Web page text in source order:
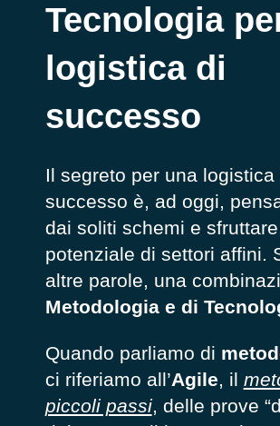
Tecnologia
logistica di
successo
Il segreto per una logistica
successo è, ad oggi,
dai soliti schemi e
potenziale di settori affini.
altre parole, una
Metodologia e di
Quando parliamo di
ci riferiamo all’Agile, il
piccoli passi, delle prove